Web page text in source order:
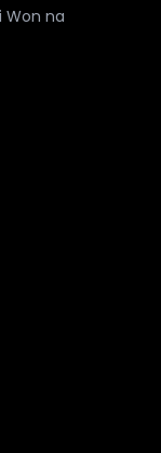
Won na